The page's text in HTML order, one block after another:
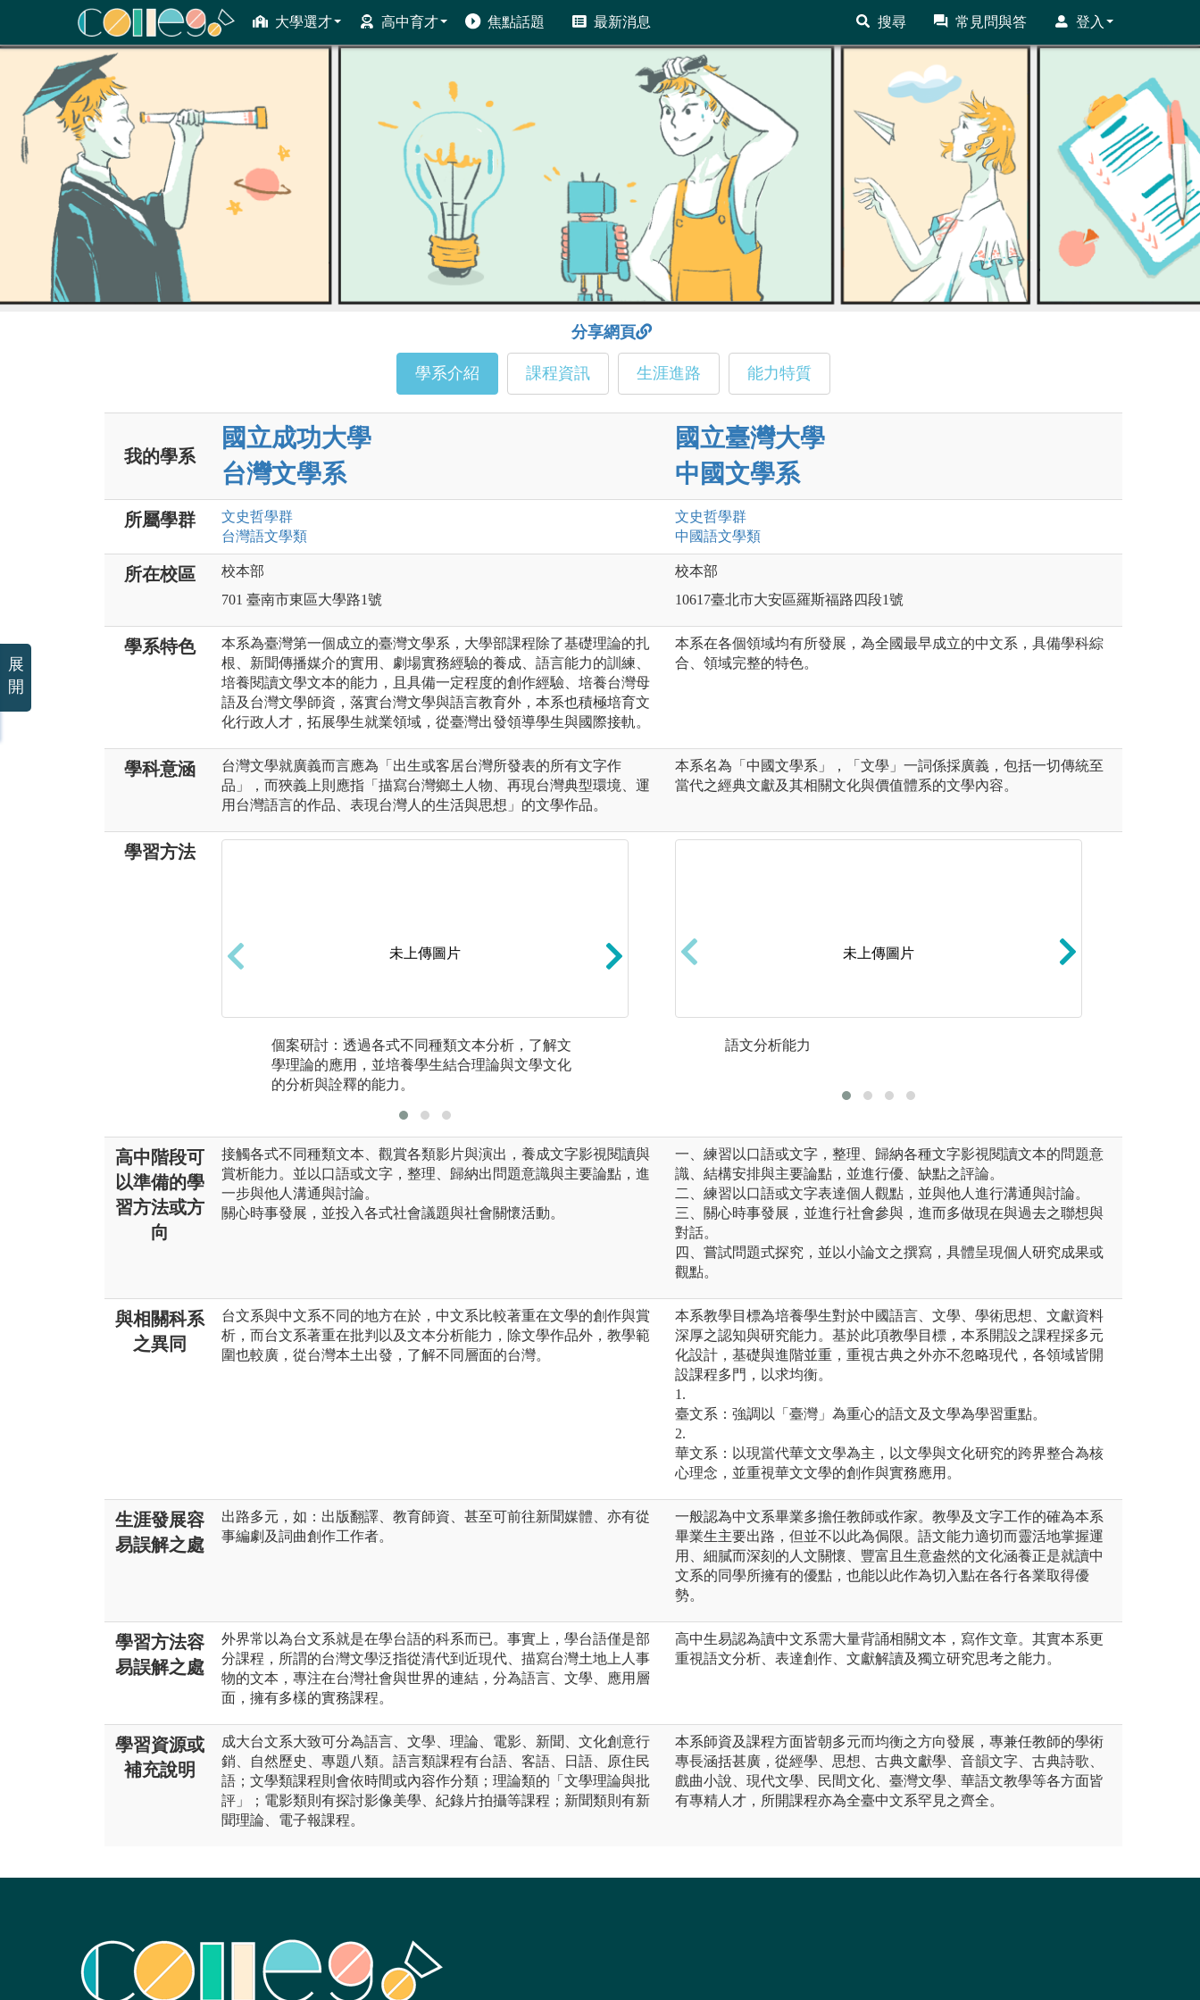
大學選才 高中育才 焦點話題 最新消息 搜尋 常見問與答 登入
ColleGo! 大學選才與高中育才輔助系統
分享網頁
學系介紹 課程資訊 生涯進路 能力特質
我的學系
國立成功大學
台灣文學系
國立臺灣大學
中國文學系
所屬學群 文史哲學群
台灣語文學類
文史哲學群
中國語文學類
所在校區
校本部
701 臺南市東區大學路1號
校本部
10617臺北市大安區羅斯福路四段1號
學系特色
本系為臺灣第一個成立的臺灣文學系，大學部課程除了基礎理論的扎
根、新聞傳播媒介的實用、劇場實務經驗的養成、語言能力的訓練、
培養閱讀文學文本的能力，且具備一定程度的創作經驗、培養台灣母
語及台灣文學師資，落實台灣文學與語言教育外，本系也積極培育文
化行政人才，拓展學生就業領域，從臺灣出發領導學生與國際接軌。
本系在各個領域均有所發展，為全國最早成立的中文系，具備學科綜
合、領域完整的特色。
學科意涵
台灣文學就廣義而言應為「出生或客居台灣所發表的所有文字作
品」，而狹義上則應指「描寫台灣鄉土人物、再現台灣典型環境、運
用台灣語言的作品、表現台灣人的生活與思想」的文學作品。
本系名為「中國文學系」，「文學」一詞係採廣義，包括一切傳統至
當代之經典文獻及其相關文化與價值體系的文學內容。
學習方法
未上傳圖片
個案研討：透過各式不同種類文本分析，了解文
學理論的應用，並培養學生結合理論與文學文化
的分析與詮釋的能力。
未上傳圖片
課堂演練：藉由課堂演練討論、觀賞演出、閱讀
未上傳圖片
語文分析能力
高中階段可
以準備的學
習方法或方
向
接觸各式不同種類文本、觀賞各類影片與演出，養成文字影視閱讀與
賞析能力。並以口語或文字，整理、歸納出問題意識與主要論點，進
一步與他人溝通與討論。
關心時事發展，並投入各式社會議題與社會關懷活動。
一、練習以口語或文字，整理、歸納各種文字影視閱讀文本的問題意
識、結構安排與主要論點，並進行優、缺點之評論。
二、練習以口語或文字表達個人觀點，並與他人進行溝通與討論。
三、關心時事發展，並進行社會參與，進而多做現在與過去之聯想與
對話。
四、嘗試問題式探究，並以小論文之撰寫，具體呈現個人研究成果或
觀點。
與相關科系
之異同
台文系與中文系不同的地方在於，中文系比較著重在文學的創作與賞
析，而台文系著重在批判以及文本分析能力，除文學作品外，教學範
圍也較廣，從台灣本土出發，了解不同層面的台灣。
本系教學目標為培養學生對於中國語言、文學、學術思想、文獻資料
深厚之認知與研究能力。基於此項教學目標，本系開設之課程採多元
化設計，基礎與進階並重，重視古典之外亦不忽略現代，各領域皆開
設課程多門，以求均衡。
1.
臺文系：強調以「臺灣」為重心的語文及文學為學習重點。
2.
華文系：以現當代華文文學為主，以文學與文化研究的跨界整合為核
心理念，並重視華文文學的創作與實務應用。
生涯發展容
易誤解之處
出路多元，如：出版翻譯、教育師資、甚至可前往新聞媒體、亦有從
事編劇及詞曲創作工作者。
一般認為中文系畢業多擔任教師或作家。教學及文字工作的確為本系
畢業生主要出路，但並不以此為侷限。語文能力適切而靈活地掌握運
用、細膩而深刻的人文關懷、豐富且生意盎然的文化涵養正是就讀中
文系的同學所擁有的優點，也能以此作為切入點在各行各業取得優
勢。
學習方法容
易誤解之處
外界常以為台文系就是在學台語的科系而已。事實上，學台語僅是部
分課程，所謂的台灣文學泛指從清代到近現代、描寫台灣土地上人事
物的文本，專注在台灣社會與世界的連結，分為語言、文學、應用層
面，擁有多樣的實務課程。
高中生易認為讀中文系需大量背誦相關文本，寫作文章。其實本系更
重視語文分析、表達創作、文獻解讀及獨立研究思考之能力。
學習資源或
補充說明
成大台文系大致可分為語言、文學、理論、電影、新聞、文化創意行
銷、自然歷史、專題八類。語言類課程有台語、客語、日語、原住民
語；文學類課程則會依時間或內容作分類；理論類的「文學理論與批
評」；電影類則有探討影像美學、紀錄片拍攝等課程；新聞類則有新
聞理論、電子報課程。
本系師資及課程方面皆朝多元而均衡之方向發展，專兼任教師的學術
專長涵括甚廣，從經學、思想、古典文獻學、音韻文字、古典詩歌、
戲曲小說、現代文學、民間文化、臺灣文學、華語文教學等各方面皆
有專精人才，所開課程亦為全臺中文系罕見之齊全。
展
開